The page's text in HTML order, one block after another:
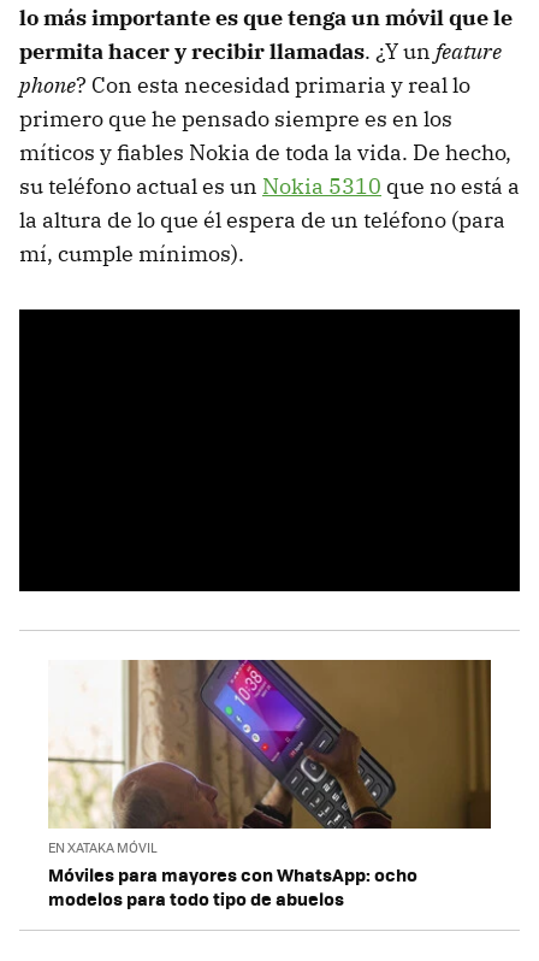
lo más importante es que tenga un móvil que le
permita hacer y recibir llamadas. ¿Y un feature
phone? Con esta necesidad primaria y real lo
primero que he pensado siempre es en los
míticos y fiables Nokia de toda la vida. De hecho,
su teléfono actual es un Nokia 5310 que no está a
la altura de lo que él espera de un teléfono (para
mí, cumple mínimos).
EN XATAKA MÓVIL
Móviles para mayores con WhatsApp: ocho
modelos para todo tipo de abuelos